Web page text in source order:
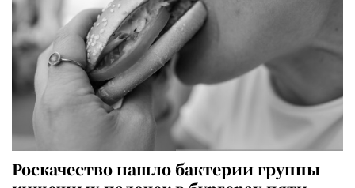
Роскачество нашло бактерии группы